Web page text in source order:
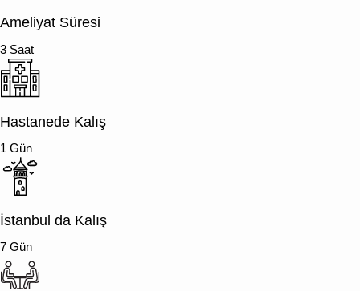
Ameliyat Süresi
3 Saat
Hastanede Kalış
1 Gün
İstanbul da Kalış
7 Gün